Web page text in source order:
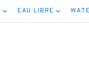
EAU LIBRE